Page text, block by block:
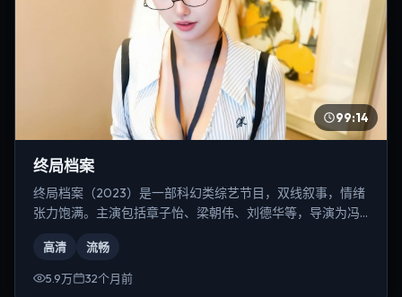
99:14
终局档案
终局档案（2023）是一部科幻类综艺节目，双线叙事，情绪
张力饱满。主演包括章子怡、梁朝伟、刘德华等，导演为冯
高清 流畅
5.9万 32个月前